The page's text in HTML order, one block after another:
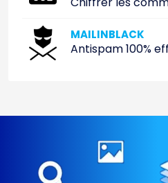
MAILINBLACK
Antispam 100%